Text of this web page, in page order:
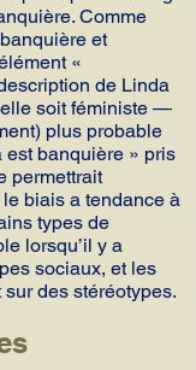
Comme
et
«
de Linda
soit féministe —
plus probable
est banquière » pris
permettrait
biais a tendance à
types de
lorsqu’il y a
sociaux, et les
sur des stéréotypes.